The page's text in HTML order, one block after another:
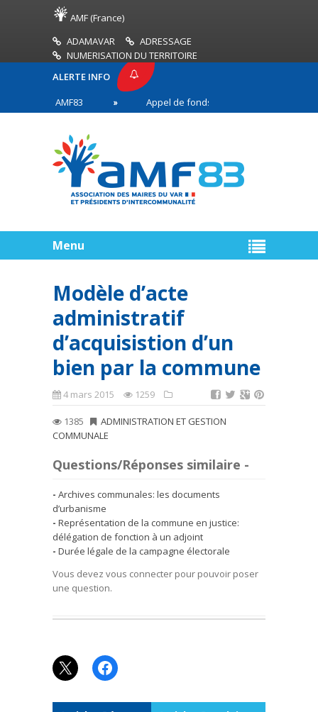
AMF (France)
ADAMAVAR
ADRESSAGE
NUMERISATION DU TERRITOIRE
ALERTE INFO
AMF83
Appel de fonds incendies de forêt
en première ligne
Menu
Modèle d’acte
administratif
d’acquisistion d’un
bien par la commune
4 mars 2015 1259
1385
ADMINISTRATION ET GESTION
COMMUNALE
Questions/Réponses similaire -
Archives communales: les documents
d’urbanisme
Représentation de la commune en justice:
délégation de fonction à un adjoint
Durée légale de la campagne électorale
Vous devez vous connecter pour pouvoir poser
une question.
X Facebook